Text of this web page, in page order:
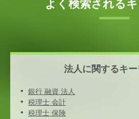
よく検索される
法人に関するキ
銀行 融資 法人
税理士 会計
税理士 保険